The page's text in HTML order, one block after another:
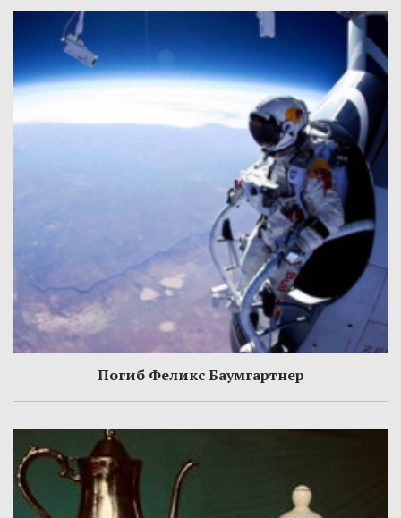
Погиб Феликс Баумгартнер